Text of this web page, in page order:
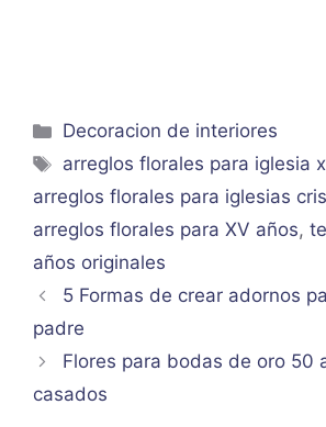
Categorías
Decoracion de interiores
Etiquetas
arreglos florales para iglesia
arreglos florales para iglesias
arreglos florales para XV años,
años originales
5 Formas de crear adornos
padre
Flores para bodas de oro 50
casados